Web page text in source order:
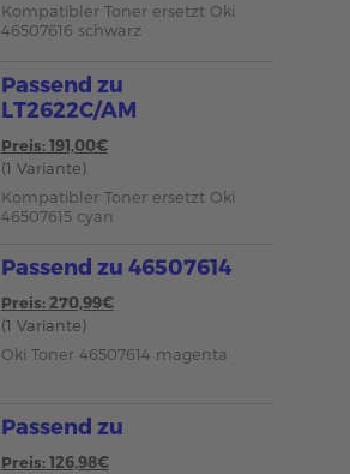
Kompatibler Toner ersetzt Oki
46507616 schwarz
Passend zu
LT2622C/AM
Preis: 191,00€
(1 Variante)
Kompatibler Toner ersetzt Oki
46507615 cyan
Passend zu 46507614
Preis: 270,99€
(1 Variante)
Oki Toner 46507614 magenta
Passend zu
Preis: 126,98€